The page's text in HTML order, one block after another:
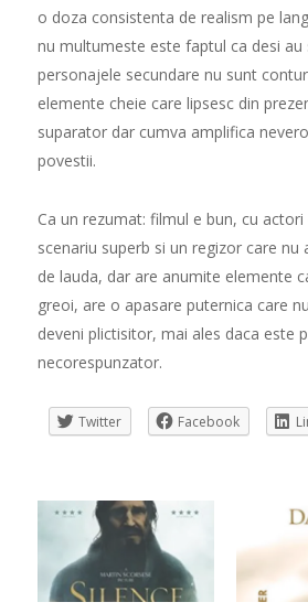
o doza consistenta de realism pe
nu multumeste este faptul ca desi
personajele secundare nu sunt
elemente cheie care lipsesc din
suparator dar cumva amplifica
povestii.
Ca un rezumat: filmul e bun, cu
scenariu superb si un regizor care nu
de lauda, dar are anumite elemente
greoi, are o apasare puternica care
deveni plictisitor, mai ales daca este
necorespunzator.
Twitter Facebook